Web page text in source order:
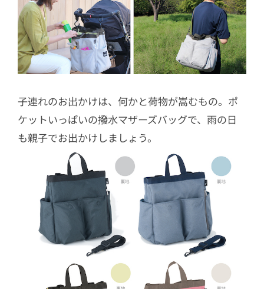
子連れのお出かけは、何かと荷物が嵩むもの。ポ
ケットいっぱいの撥水マザーズバッグで、雨の日
も親子でお出かけしましょう。